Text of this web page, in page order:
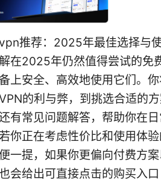
推荐：2025年最佳选择与
在2025年仍然值得尝试的免
上安全、高效地使用它们。
的利与弊，到挑选合适的
有常见问题解答，帮助你在
你正在考虑性价比和使用体
一提，如果你更偏向付费方
会给出可直接点击的购买入